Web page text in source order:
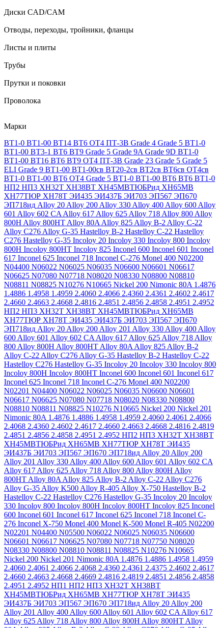
Диски CAD/CAM
Отводы, переходы, тройники, фланцы
Листы и плиты
Трубы
Прутки и поковки
Проволока
Марки
ВТ1-0 ВТ1-00 ВТ14 ВТ6 ОТ4 ПТ-3В Grade 4 Grade 5 ВТ1-0
ВТ1-00 ВТ3-1 ВТ6 ВТ9 Grade 5 Grade 9A Grade 9D ВТ1-0
ВТ1-00 ВТ16 ВТ6 ВТ9 ОТ4 ПТ-3В Grade 23 Grade 5 Grade 5
ELI Grade 9 ВТ1-00 ВТ1-00св ВТ20-2св ВТ2св ВТ6св ОТ4св
ВТ1-0 ВТ1-00 ВТ6 ОТ4 Grade 5 ВТ1-0 ВТ1-00 ВТ6 ВТ6 ВТ1-0
НП2 НП3 ХН32Т ХН38ВТ ХН45МВТЮБРид ХН65МВ
ХН77ТЮР ХН78Т ЭИ435 ЭИ437Б ЭИ703 ЭП567 ЭП670
ЭП718ид Alloy 20 Alloy 200 Alloy 330 Alloy 400 Alloy 600 Alloy
601 Alloy 602 CA Alloy 617 Alloy 625 Alloy 718 Alloy 800 Alloy
800H Alloy 800HT Alloy 80A Alloy 825 Alloy B-2 Alloy C-22
Alloy C276 Alloy G-35 Hastelloy B-2 Hastelloy C-22 Hastelloy
C276 Hastelloy G-35 Incoloy 20 Incoloy 330 Incoloy 800 Incoloy
800H Incoloy 800HT Incoloy 825 Inconel 600 Inconel 601 Inconel
617 Inconel 625 Inconel 718 Inconel C-276 Monel 400 N02200
N04400 N06022 N06025 N06035 N06600 N06601 N06617
N06625 N07080 N07718 N08020 N08330 N08800 N08810
N08811 N08825 N10276 N10665 Nickel 200 Nimonic 80A 1.4876
1.4886 1.4958 1.4959 2.4060 2.4066 2.4360 2.4361 2.4602 2.4617
2.4660 2.4663 2.4668 2.4816 2.4851 2.4856 2.4858 2.4951 2.4952
НП2 НП3 ХН32Т ХН38ВТ ХН45МВТЮБРид ХН65МВ
ХН77ТЮР ХН78Т ЭИ435 ЭИ437Б ЭИ703 ЭП567 ЭП670
ЭП718ид Alloy 20 Alloy 200 Alloy 201 Alloy 330 Alloy 400 Alloy
600 Alloy 601 Alloy 602 CA Alloy 617 Alloy 625 Alloy 718 Alloy
800 Alloy 800H Alloy 800HT Alloy 80A Alloy 825 Alloy B-2
Alloy C-22 Alloy C276 Alloy G-35 Hastelloy B-2 Hastelloy C-22
Hastelloy C276 Hastelloy G-35 Incoloy 20 Incoloy 330 Incoloy 800
Incoloy 800H Incoloy 800HT Inconel 600 Inconel 601 Inconel 617
Inconel 625 Inconel 718 Inconel C-276 Monel 400 N02200
N02201 N04400 N06022 N06025 N06035 N06600 N06601
N06617 N06625 N07080 N07718 N08020 N08330 N08800
N08810 N08811 N08825 N10276 N10665 Nickel 200 Nickel 201
Nimonic 80A 1.4876 1.4886 1.4958 1.4959 2.4060 2.4061 2.4066
2.4068 2.4360 2.4602 2.4617 2.4660 2.4663 2.4668 2.4816 2.4819
2.4851 2.4856 2.4858 2.4951 2.4952 НП2 НП3 ХН32Т ХН38ВТ
ХН45МВТЮБРид ХН65МВ ХН77ТЮР ХН78Т ЭИ435
ЭИ437Б ЭИ703 ЭП567 ЭП670 ЭП718ид Alloy 20 Alloy 200
Alloy 201 Alloy 330 Alloy 400 Alloy 600 Alloy 601 Alloy 602 CA
Alloy 617 Alloy 625 Alloy 718 Alloy 800 Alloy 800H Alloy
800HT Alloy 80A Alloy 825 Alloy B-2 Alloy C-22 Alloy C276
Alloy G-35 Alloy K500 Alloy R-405 Alloy X-750 Hastelloy B-2
Hastelloy C-22 Hastelloy C276 Hastelloy G-35 Incoloy 20 Incoloy
330 Incoloy 800 Incoloy 800H Incoloy 800HT Incoloy 825 Inconel
600 Inconel 601 Inconel 617 Inconel 625 Inconel 718 Inconel C-
276 Inconel X-750 Monel 400 Monel K-500 Monel R-405 N02200
N02201 N04400 N05500 N06022 N06025 N06035 N06600
N06601 N06617 N06625 N07080 N07718 N07750 N08020
N08330 N08800 N08810 N08811 N08825 N10276 N10665
Nickel 200 Nickel 201 Nimonic 80A 1.4876 1.4886 1.4958 1.4959
2.4060 2.4061 2.4066 2.4068 2.4360 2.4361 2.4375 2.4602 2.4617
2.4660 2.4663 2.4668 2.4669 2.4816 2.4819 2.4851 2.4856 2.4858
2.4951 2.4952 НП1 НП2 НП3 ХН32Т ХН38ВТ
ХН45МВТЮБРид ХН65МВ ХН77ТЮР ХН78Т ЭИ435
ЭИ437Б ЭИ703 ЭП567 ЭП670 ЭП718ид Alloy 20 Alloy 200
Alloy 201 Alloy 400 Alloy 600 Alloy 601 Alloy 602 CA Alloy 617
Alloy 625 Alloy 718 Alloy 800 Alloy 800H Alloy 800HT Alloy